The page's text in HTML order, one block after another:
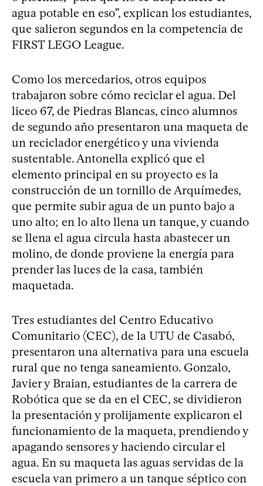
agua potable en eso”, explican los estudiantes,
que salieron segundos en la competencia de
FIRST LEGO League.
Como los mercedarios, otros equipos
trabajaron sobre cómo reciclar el agua. Del
liceo 67, de Piedras Blancas, cinco alumnos
de segundo año presentaron una maqueta de
un reciclador energético y una vivienda
sustentable. Antonella explicó que el
elemento principal en su proyecto es la
construcción de un tornillo de Arquímedes,
que permite subir agua de un punto bajo a
uno alto; en lo alto llena un tanque, y cuando
se llena el agua circula hasta abastecer un
molino, de donde proviene la energía para
prender las luces de la casa, también
maquetada.
Tres estudiantes del Centro Educativo
Comunitario (CEC), de la UTU de Casabó,
presentaron una alternativa para una escuela
rural que no tenga saneamiento. Gonzalo,
Javier y Braian, estudiantes de la carrera de
Robótica que se da en el CEC, se dividieron
la presentación y prolijamente explicaron el
funcionamiento de la maqueta, prendiendo y
apagando sensores y haciendo circular el
agua. En su maqueta las aguas servidas de la
escuela van primero a un tanque séptico con